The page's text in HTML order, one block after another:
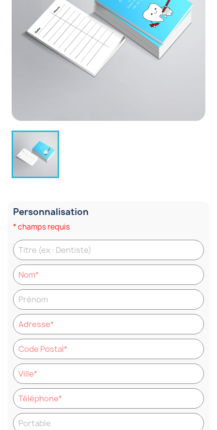
Personnalisation
* champs requis